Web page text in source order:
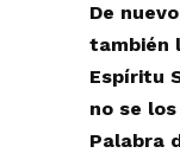
De
también
Espíritu
no se
Palabra